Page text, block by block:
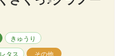
きゅうり
レタス その他